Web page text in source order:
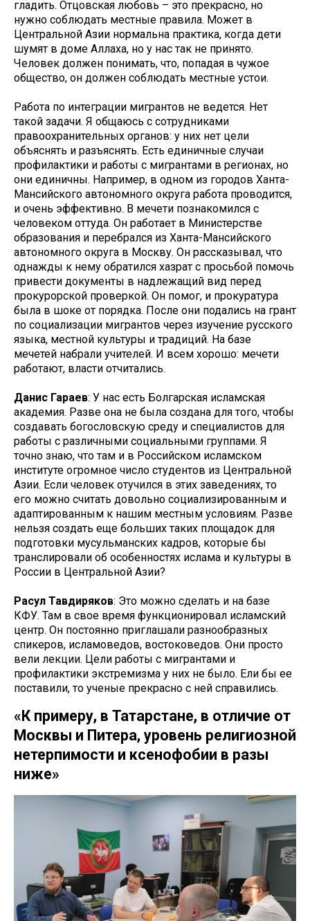
гладить. Отцовская любовь – это прекрасно, но
нужно соблюдать местные правила. Может в
Центральной Азии нормальна практика, когда дети
шумят в доме Аллаха, но у нас так не принято.
Человек должен понимать, что, попадая в чужое
общество, он должен соблюдать местные устои.
Работа по интеграции мигрантов не ведется. Нет
такой задачи. Я общаюсь с сотрудниками
правоохранительных органов: у них нет цели
объяснять и разъяснять. Есть единичные случаи
профилактики и работы с мигрантами в регионах, но
они единичны. Например, в одном из городов Ханта-
Мансийского автономного округа работа проводится,
и очень эффективно. В мечети познакомился с
человеком оттуда. Он работает в Министерстве
образования и перебрался из Ханта-Мансийского
автономного округа в Москву. Он рассказывал, что
однажды к нему обратился хазрат с просьбой помочь
привести документы в надлежащий вид перед
прокурорской проверкой. Он помог, и прокуратура
была в шоке от порядка. После они подались на грант
по социализации мигрантов через изучение русского
языка, местной культуры и традиций. На базе
мечетей набрали учителей. И всем хорошо: мечети
работают, власти отчитались.
Данис Гараев: У нас есть Болгарская исламская
академия. Разве она не была создана для того, чтобы
создавать богословскую среду и специалистов для
работы с различными социальными группами. Я
точно знаю, что там и в Российском исламском
институте огромное число студентов из Центральной
Азии. Если человек отучился в этих заведениях, то
его можно считать довольно социализированным и
адаптированным к нашим местным условиям. Разве
нельзя создать еще больших таких площадок для
подготовки мусульманских кадров, которые бы
транслировали об особенностях ислама и культуры в
России в Центральной Азии?
Расул Тавдиряков: Это можно сделать и на базе
КФУ. Там в свое время функционировал исламский
центр. Он постоянно приглашали разнообразных
спикеров, исламоведов, востоковедов. Они просто
вели лекции. Цели работы с мигрантами и
профилактики экстремизма у них не было. Ели бы ее
поставили, то ученые прекрасно с ней справились.
«К примеру, в Татарстане, в отличие от
Москвы и Питера, уровень религиозной
нетерпимости и ксенофобии в разы
ниже»